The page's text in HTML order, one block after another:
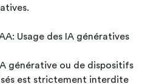
Usage des IA génératives
générative ou de dispositifs
est strictement interdite